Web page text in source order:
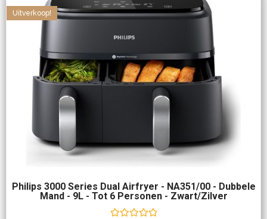
Philips 3000 Series Dual Airfryer - NA351/00 - Dubbele
Mand - 9L - Tot 6 Personen - Zwart/Zilver
Uitverkoop!